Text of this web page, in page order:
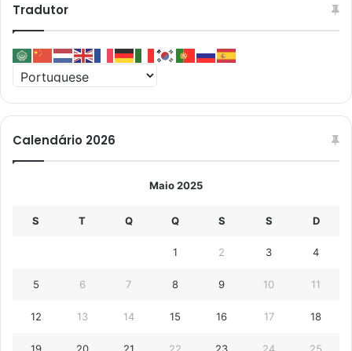
Tradutor
Calendário 2026
Maio 2025
S T Q Q S S D
1 2 3 4
5 6 7 8 9 10 11
12 13 14 15 16 17 18
19 20 21 22 23 24 25